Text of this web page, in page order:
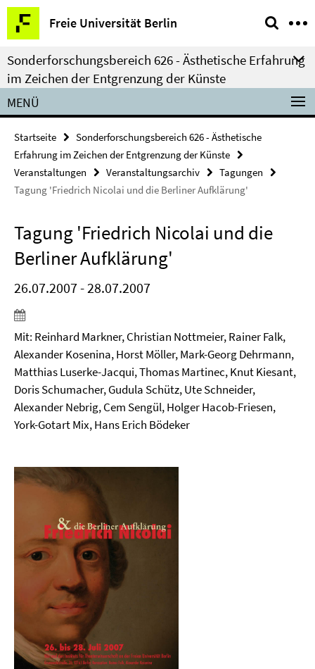
Springe
direkt
zu
Inhalt
Freie Universität Berlin
Service-
Navigation
Sonderforschungsbereich 626 - Ästhetische Erfahrung
im Zeichen der Entgrenzung der Künste
MENÜ
Startseite
Sonderforschungsbereich 626 - Ästhetische
Erfahrung im Zeichen der Entgrenzung der Künste
Veranstaltungen
Veranstaltungsarchiv
Tagungen
Tagung 'Friedrich Nicolai und die Berliner Aufklärung'
Tagung 'Friedrich Nicolai und die
Berliner Aufklärung'
26.07.2007 - 28.07.2007
Mit: Reinhard Markner, Christian Nottmeier, Rainer Falk,
Alexander Kosenina, Horst Möller, Mark-Georg Dehrmann,
Matthias Luserke-Jacqui, Thomas Martinec, Knut Kiesant,
Doris Schumacher, Gudula Schütz, Ute Schneider,
Alexander Nebrig, Cem Sengül, Holger Hacob-Friesen,
York-Gotart Mix, Hans Erich Bödeker